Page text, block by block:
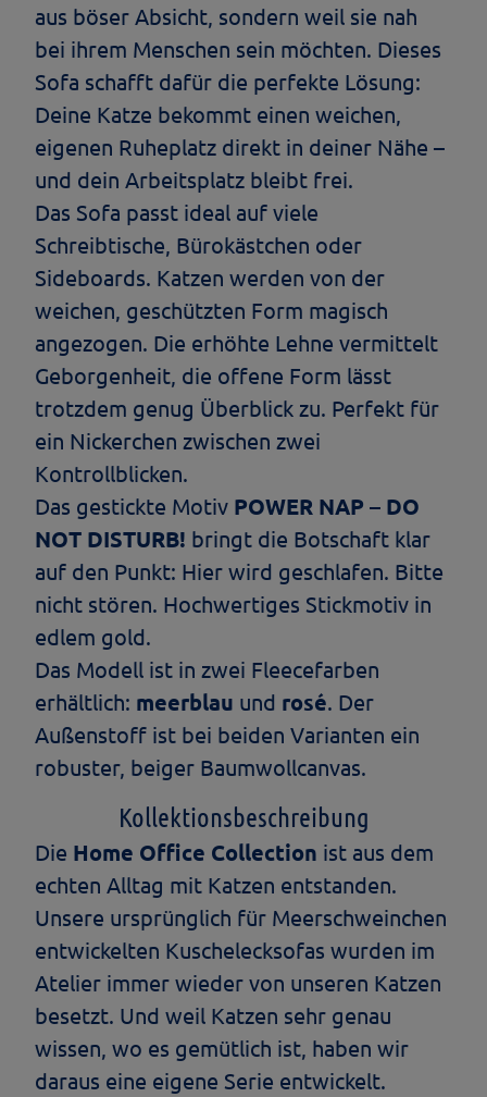
aus böser Absicht, sondern weil sie nah
bei ihrem Menschen sein möchten. Dieses
Sofa schafft dafür die perfekte Lösung:
Deine Katze bekommt einen weichen,
eigenen Ruheplatz direkt in deiner Nähe –
und dein Arbeitsplatz bleibt frei.
Das Sofa passt ideal auf viele
Schreibtische, Bürokästchen oder
Sideboards. Katzen werden von der
weichen, geschützten Form magisch
angezogen. Die erhöhte Lehne vermittelt
Geborgenheit, die offene Form lässt
trotzdem genug Überblick zu. Perfekt für
ein Nickerchen zwischen zwei
Kontrollblicken.
Das gestickte Motiv POWER NAP – DO
NOT DISTURB! bringt die Botschaft klar
auf den Punkt: Hier wird geschlafen. Bitte
nicht stören. Hochwertiges Stickmotiv in
edlem gold.
Das Modell ist in zwei Fleecefarben
erhältlich: meerblau und rosé. Der
Außenstoff ist bei beiden Varianten ein
robuster, beiger Baumwollcanvas.
Kollektionsbeschreibung
Die Home Office Collection ist aus dem
echten Alltag mit Katzen entstanden.
Unsere ursprünglich für Meerschweinchen
entwickelten Kuschelecksofas wurden im
Atelier immer wieder von unseren Katzen
besetzt. Und weil Katzen sehr genau
wissen, wo es gemütlich ist, haben wir
daraus eine eigene Serie entwickelt.